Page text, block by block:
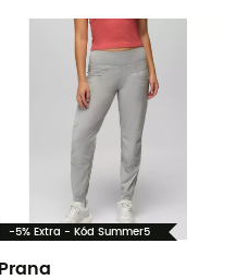
-5% Extra - Kód Summer5
Prana